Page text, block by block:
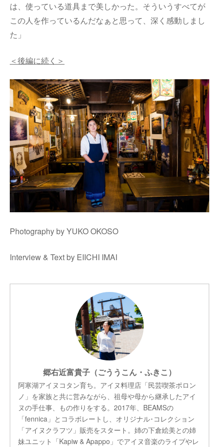
は、使っている道具まで美しかった。そういうすべてが
この人を作っているんだなぁと思って、深く感動しまし
た」
＜後編に続く＞
Photography by YUKO OKOSO
Interview & Text by EIICHI IMAI
郷右近富貴子（ごううこん・ふきこ）
阿寒湖アイヌコタン育ち。アイヌ料理店「民芸喫茶ポロン
ノ」を家族と共に営みながら、祖母や母から継承したアイ
ヌの手仕事、もの作りをする。2017年、BEAMSの
「fennica」とコラボレートし、オリジナル･コレクション
「アイヌクラフツ」販売をスタート。姉の下倉絵美との姉
妹ユニット「Kapiw & Apappo」でアイヌ音楽のライブやレ